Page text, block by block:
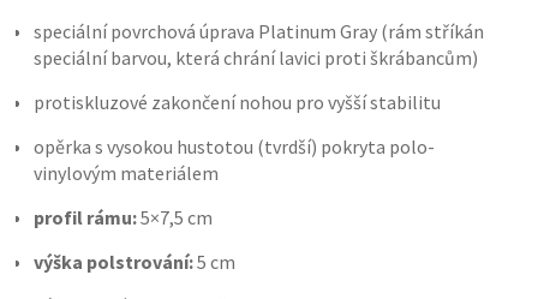
speciální povrchová úprava Platinum Gray (rám stříkán
speciální barvou, která chrání lavici proti škrábancům)
protiskluzové zakončení nohou pro vyšší stabilitu
opěrka s vysokou hustotou (tvrdší) pokryta polo-
vinylovým materiálem
profil rámu:5×7,5 cm
výška polstrování:5 cm